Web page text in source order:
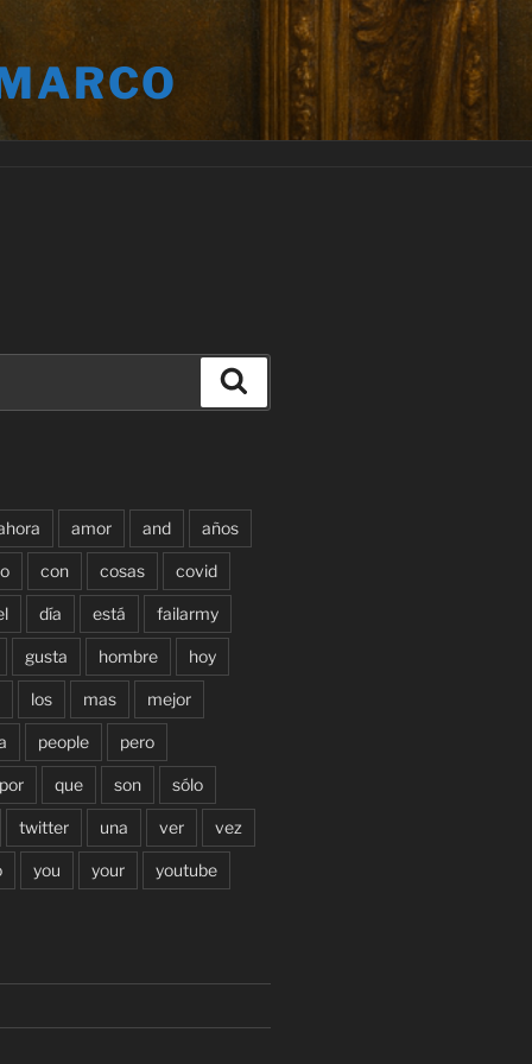
amor and años
con cosas covid
día está failarmy
gusta hombre hoy
los mas mejor
people pero
que son sólo
twitter una ver vez
you your youtube